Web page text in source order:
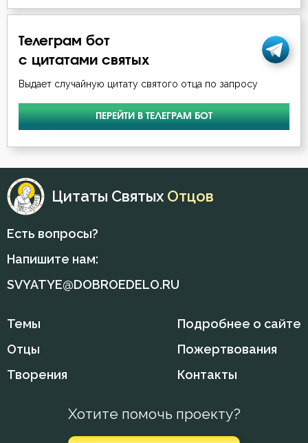
Девство
Добро
Добродетель
Духовная жизнь
Забота
Заповеди
Зло
Знание
Искушение
Исповедь
Исправление
Иосиф Оптинский (Литовкин)
Исаак Сирин Ниневийский
Исидор Пелусиот
Лев Оптинский (Наголкин)
Макарий Великий
Макарий Оптинский (Иванов)
Максим Исповедник
Телеграм бот
с цитатами святых
Выдает случайную цитату святого отца по запросу
ПЕРЕЙТИ В ТЕЛЕГРАМ БОТ
Цитаты Святых Отцов
Есть вопросы?
Напишите нам:
SVYATYE@DOBROEDELO.RU
Темы
Отцы
Творения
Подробнее о сайте
Пожертвования
Контакты
Хотите помочь проекту?